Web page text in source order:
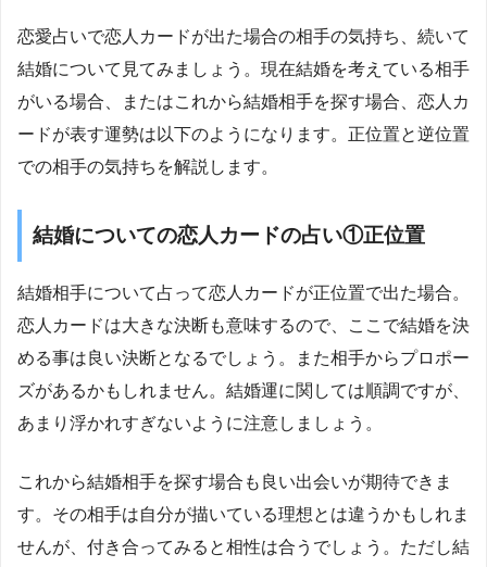
恋愛占いで恋人カードが出た場合の相手の気持ち、続いて
結婚について見てみましょう。現在結婚を考えている相手
がいる場合、またはこれから結婚相手を探す場合、恋人カ
ードが表す運勢は以下のようになります。正位置と逆位置
での相手の気持ちを解説します。
結婚についての恋人カードの占い①正位置
結婚相手について占って恋人カードが正位置で出た場合。
恋人カードは大きな決断も意味するので、ここで結婚を決
める事は良い決断となるでしょう。また相手からプロポー
ズがあるかもしれません。結婚運に関しては順調ですが、
あまり浮かれすぎないように注意しましょう。
これから結婚相手を探す場合も良い出会いが期待できま
す。その相手は自分が描いている理想とは違うかもしれま
せんが、付き合ってみると相性は合うでしょう。ただし結